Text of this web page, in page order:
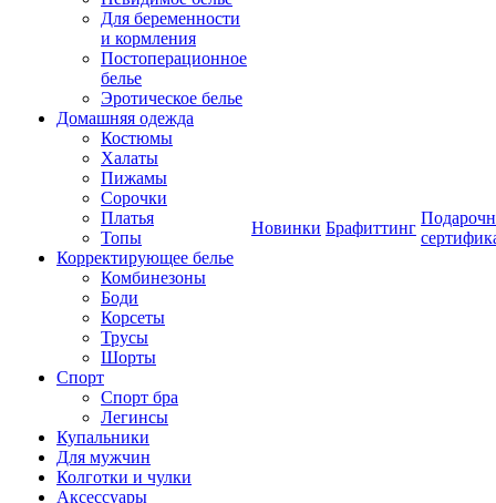
Для беременности
и кормления
Постоперационное
белье
Эротическое белье
Домашняя одежда
Костюмы
Халаты
Пижамы
Сорочки
Платья
Топы
Корректирующее белье
Комбинезоны
Боди
Корсеты
Трусы
Шорты
Спорт
Спорт бра
Легинсы
Купальники
Для мужчин
Колготки и чулки
Аксессуары
Новинки Брафиттинг